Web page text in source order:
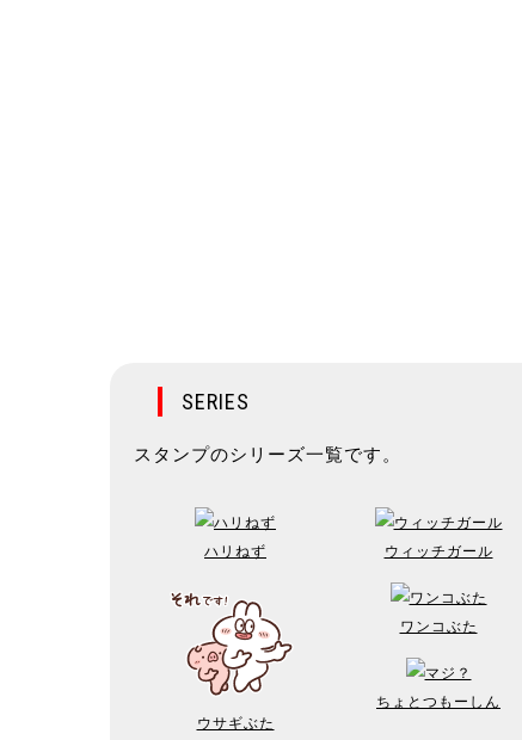
SERIES
スタンプのシリーズ一覧です。
ハリねず ウィッチガール
ウサギぶた
ワンコぶた
ちょとつもーしん